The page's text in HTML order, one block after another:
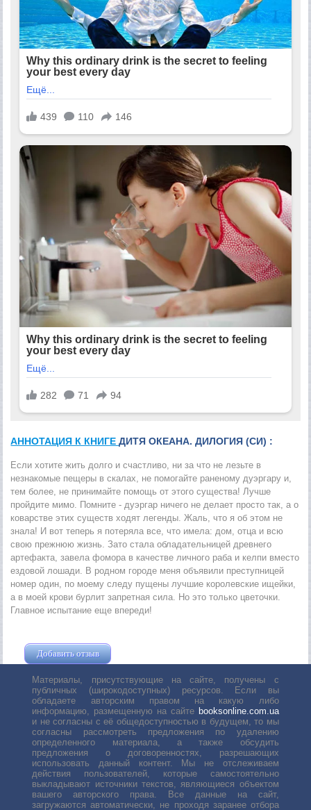
АННОТАЦИЯ К КНИГЕДИТЯ ОКЕАНА. ДИЛОГИЯ (СИ) :
Если хотите жить долго и счастливо, ни за что не лезьте в
незнакомые пещеры в скалах, не помогайте раненому дуэргару и,
тем более, не принимайте помощь от этого существа! Лучше
пройдите мимо. Помните - дуэргар ничего не делает просто так, а о
коварстве этих существ ходят легенды. Жаль, что я об этом не
знала! И вот теперь я потеряла все, что имела: дом, отца и всю
свою прежнюю жизнь. Зато стала обладательницей древнего
артефакта, завела фомора в качестве личного раба и келпи вместо
ездовой лошади. В родном городе меня объявили преступницей
номер один, по моему следу пущены лучшие королевские ищейки,
а в моей крови бурлит запретная сила. Но это только цветочки.
Главное испытание еще впереди!
Добавить отзыв
Материалы, присутствующие на сайте, получены с
публичных (широкодоступных) ресурсов. Если вы
обладаете авторским правом на какую либо
информацию, размещенную на сайте booksonline.com.ua
и не согласны с её общедоступностью в будущем, то мы
согласны рассмотреть предложения по удалению
определенного материала, а также обсудить
предложения о договоренностях, разрешающих
использовать данный контент. Мы не отслеживаем
действия пользователей, которые самостоятельно
выкладывают источники текстов, являющиеся объектом
вашего авторского права. Все данные на сайт,
загружаются автоматически, не проходя заранее отбора